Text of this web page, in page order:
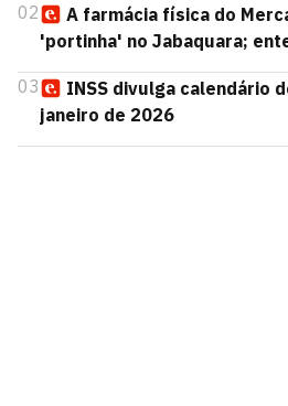
02
A farmácia física do
'portinha' no Jabaquara;
03
INSS divulga calendário
janeiro de 2026